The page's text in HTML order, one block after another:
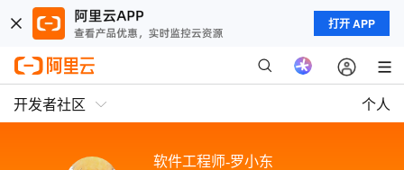
打开 APP
开发者社区 个人
软件工程师-罗小东